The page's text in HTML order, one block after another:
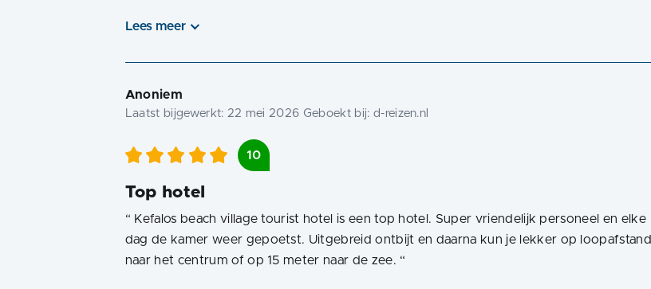
Lees meer
Anoniem
Laatst bijgewerkt: 22 mei 2026 Geboekt bij: d-reizen.nl
10
Top hotel
“ Kefalos beach village tourist hotel is een top hotel. Super vriendelijk personeel en elke
dag de kamer weer gepoetst. Uitgebreid ontbijt en daarna kun je lekker op loopafstand
naar het centrum of op 15 meter naar de zee. “